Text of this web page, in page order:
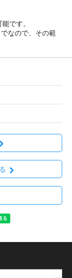
です。
なので、その範